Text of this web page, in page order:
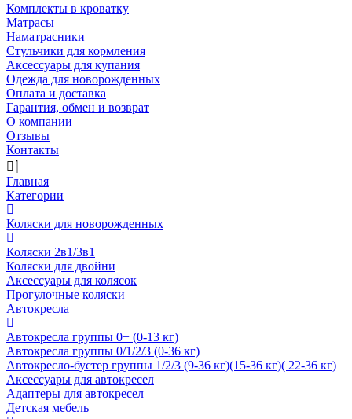
Комплекты в кроватку
Матрасы
Наматрасники
Стульчики для кормления
Аксессуары для купания
Одежда для новорожденных
Оплата и доставка
Гарантия, обмен и возврат
О компании
Отзывы
Контакты
Главная
Категории
Коляски для новорожденных
Коляски 2в1/3в1
Коляски для двойни
Аксессуары для колясок
Прогулочные коляски
Автокресла
Автокресла группы 0+ (0-13 кг)
Автокресла группы 0/1/2/3 (0-36 кг)
Автокресло-бустер группы 1/2/3 (9-36 кг)(15-36 кг)( 22-36 кг)
Аксессуары для автокресел
Адаптеры для автокресел
Детская мебель